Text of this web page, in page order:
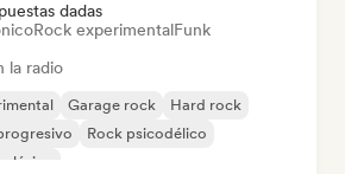
dadas
Rock experimentalFunk
la radio
Garage rock
Hard rock
Rock psicodélico